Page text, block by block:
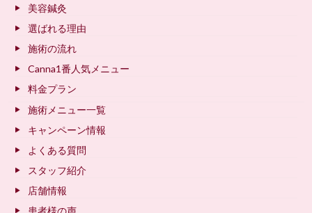
美容鍼灸
選ばれる理由
施術の流れ
Canna1番人気メニュー
料金プラン
施術メニュー一覧
キャンペーン情報
よくある質問
スタッフ紹介
店舗情報
患者様の声